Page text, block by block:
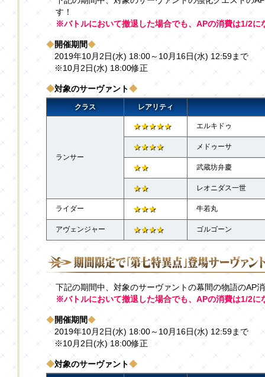
す！
※バトルにおいて撤退した場合でも、APの消費は1/2に
◆開催期間◆
2019年10月2日(水) 18:00～10月16日(水) 12:59まで
※10月2日(水) 18:00修正
◆対象のサーヴァント◆
クラス レアリティ
ランサー
★★★★★ エルキドゥ
★★★★ メドゥーサ
★★ 武蔵坊弁慶
★★ レオニダス一世
ライダー ★★★ 牛若丸
アヴェンジャー ★★★★ ゴルゴーン
下記の期間中、対象のサーヴァントの幕間の物語のAP
※バトルにおいて撤退した場合でも、APの消費は1/2に
◆開催期間◆
2019年10月2日(水) 18:00～10月16日(水) 12:59まで
※10月2日(水) 18:00修正
◆対象のサーヴァント◆